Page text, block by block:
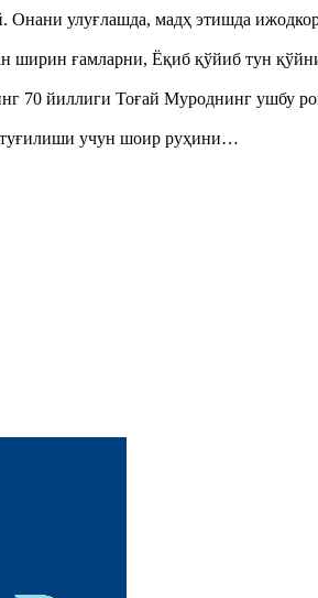
Онани улуғлашда, мадҳ этишда
ширин ғамларни, Ёқиб қўйиб тун
70 йиллиги Тоғай Муроднинг ушбу
учун шоир руҳини…